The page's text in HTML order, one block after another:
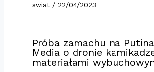
swiat/ 22/04/2023
Próba zamachu na
Media o dronie
materiałami